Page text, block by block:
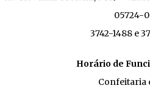
05724-
3742-1488 e
Horário de
Confeitaria